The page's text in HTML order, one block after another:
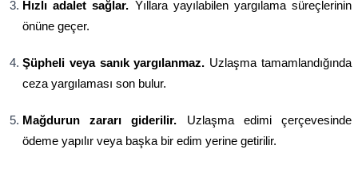
Hızlı adalet sağlar. Yıllara yayılabilen yargılama süreçlerinin
önüne geçer.
Şüpheli veya sanık yargılanmaz. Uzlaşma tamamlandığında
ceza yargılaması son bulur.
Mağdurun zararı giderilir. Uzlaşma edimi çerçevesinde
ödeme yapılır veya başka bir edim yerine getirilir.